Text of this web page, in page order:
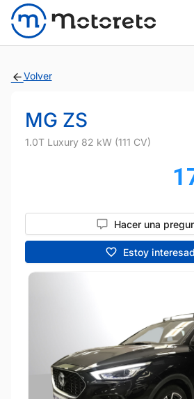
Volver
MG ZS
1.0T Luxury 82 kW (111 CV)
Hacer una
Estoy